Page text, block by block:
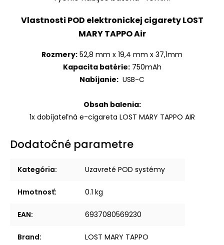
Vlastnosti POD elektronickej cigaretyLOST
MARY TAPPO Air
Rozmery: 52,8 mm x 19,4 mm x 37,1mm
Kapacita batérie:750mAh
Nabíjanie: USB-C
Obsah balenia:
1x dobíjateľná e-cigareta LOST MARY TAPPO AIR
Dodatočné parametre
Kategória: Uzavreté POD systémy
Hmotnosť: 0.1 kg
EAN: 6937080569230
Brand: LOST MARY TAPPO